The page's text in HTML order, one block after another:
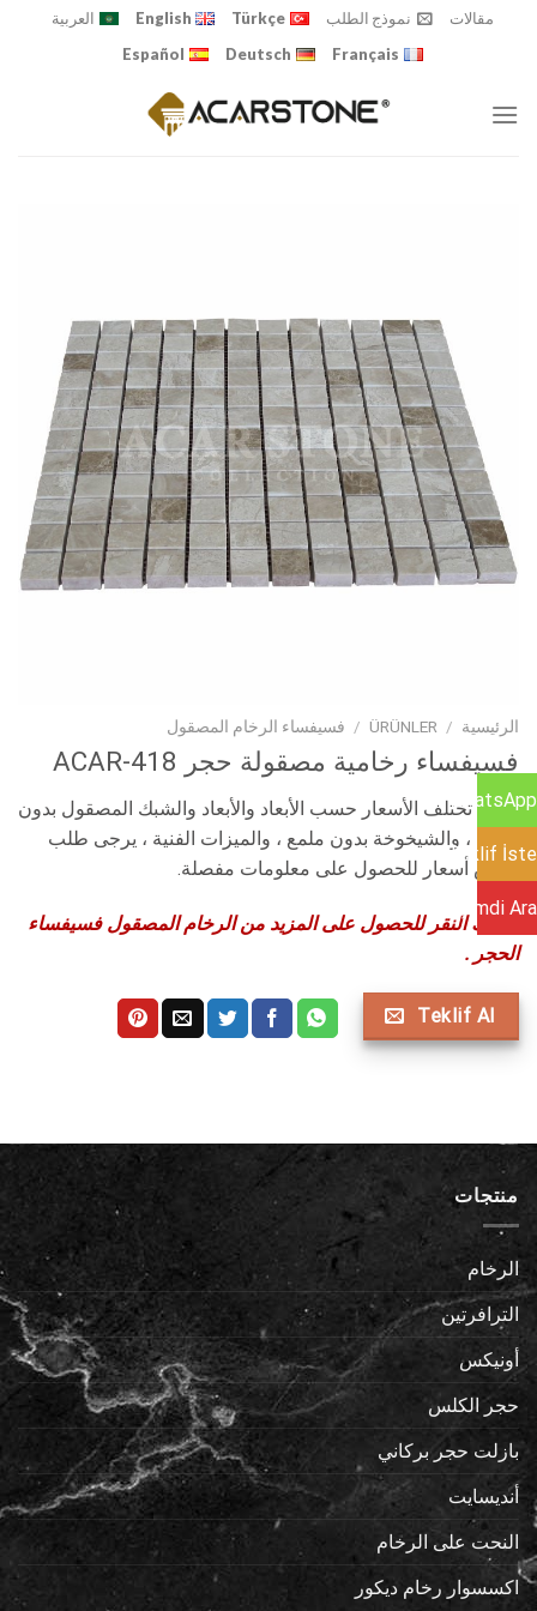
مقالات نموذج الطلب Türkçe
English
العربية
Français
Deutsch
Español
الرئيسية /
ÜRÜNLER
/ فسيفساء الرخام المصقول
فسيفساء رخامية مصقولة حجر ACAR-418
تنبيه : تختلف الأسعار حسب الأبعاد والأبعاد والشبك المصقول بدون
شبكة ، والشيخوخة بدون ملمع ، والميزات الفنية ، يرجى طلب
عرض أسعار للحصول على معلومات مفصلة.
يمكنك النقر للحصول على المزيد من الرخام المصقول فسيفساء
الحجر .
Teklif Al
منتجات
الرخام
الترافرتين
أونيكس
حجر الكلس
بازلت حجر بركاني
أنديسايت
النحت على الرخام
اكسسوار رخام ديكور
WhatsApp
Teklif İste
Şimdi Ara